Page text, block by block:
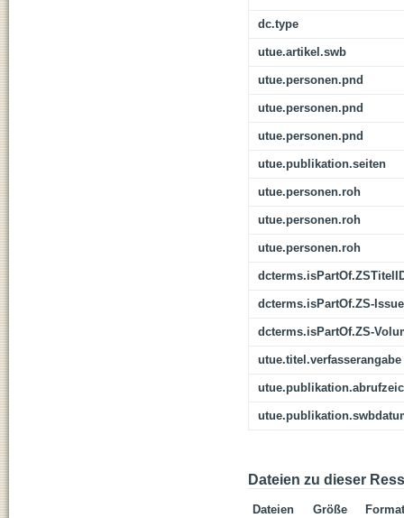
dc.type
utue.artikel.swb
utue.personen.pnd
utue.personen.pnd
utue.personen.pnd
utue.publikation.seiten
utue.personen.roh
utue.personen.roh
utue.personen.roh
dcterms.isPartOf.ZS-Issue
dcterms.isPartOf.ZS-
utue.titel.verfasserangabe
Dateien zu dieser
Dateien Größe
Format